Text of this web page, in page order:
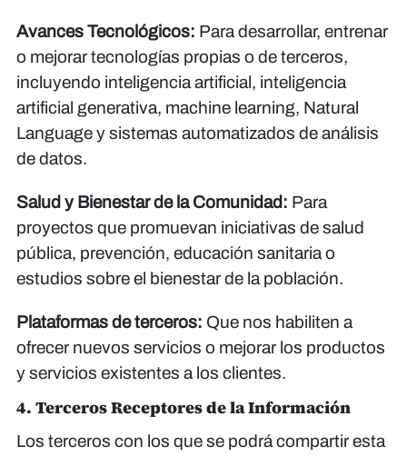
Avances Tecnológicos: Para desarrollar, entrenar
o mejorar tecnologías propias o de terceros,
incluyendo inteligencia artificial, inteligencia
artificial generativa, machine learning, Natural
Language y sistemas automatizados de análisis
de datos.
Salud y Bienestar de la Comunidad: Para
proyectos que promuevan iniciativas de salud
pública, prevención, educación sanitaria o
estudios sobre el bienestar de la población.
Plataformas de terceros: Que nos habiliten a
ofrecer nuevos servicios o mejorar los productos
y servicios existentes a los clientes.
4. Terceros Receptores de la Información
Los terceros con los que se podrá compartir esta